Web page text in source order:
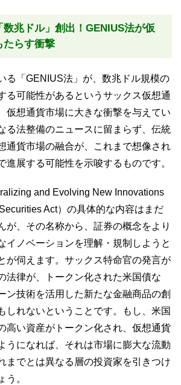
兆ドル」創出！GENIUS法が仮
たらす衝撃
る「GENIUS法」が、数兆ドル規模の
る可能性があるというサックス仮想通
仮想通貨市場に大きな衝撃を与えてい
る法整備のニュースに留まらず、伝統
通貨市場の融合が、これまで想像され
進展する可能性を示唆するものです。
and Evolving New Innovations
Act）の具体的な内容はまだ
が、その名称から、証券の概念をより
イノベーションを理解・規制しようと
が伺えます。サックス特命官の発言が
法律が、トークン化された米国債な
ン技術を活用した新たな金融商品の創
しれないということです。もし、米国
高い資産がトークン化され、仮想通貨
うになれば、それは市場に膨大な流動
までとは異なる層の投資家を引きつけ
う。